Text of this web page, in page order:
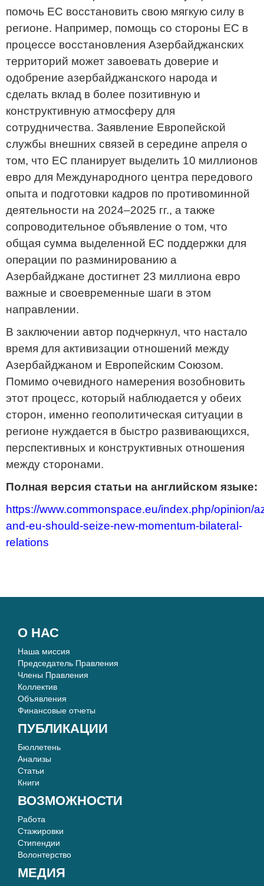
помочь ЕС восстановить свою мягкую силу в
регионе. Например, помощь со стороны ЕС в
процессе восстановления Азербайджанских
территорий может завоевать доверие и
одобрение азербайджанского народа и
сделать вклад в более позитивную и
конструктивную атмосферу для
сотрудничества. Заявление Европейской
службы внешних связей в середине апреля о
том, что ЕС планирует выделить 10 миллионов
евро для Международного центра передового
опыта и подготовки кадров по противоминной
деятельности на 2024–2025 гг., а также
сопроводительное объявление о том, что
общая сумма выделенной ЕС поддержки для
операции по разминированию а
Азербайджане достигнет 23 миллиона евро
важные и своевременные шаги в этом
направлении.
В заключении автор подчеркнул, что настало
время для активизации отношений между
Азербайджаном и Европейским Союзом.
Помимо очевидного намерения возобновить
этот процесс, который наблюдается у обеих
сторон, именно геополитическая ситуации в
регионе нуждается в быстро развивающихся,
перспективных и конструктивных отношения
между сторонами.
Полная версия статьи на английском языке:
https://www.commonspace.eu/index.php/opinion/
and-eu-should-seize-new-momentum-bilateral-
relations
О НАС
Наша миссия
Председатель Правления
Члены Правления
Коллектив
Объявления
Финансовые отчеты
ПУБЛИКАЦИИ
Бюллетень
Анализы
Статьи
Книги
ВОЗМОЖНОСТИ
Работа
Стажировки
Стипендии
Волонтерство
МЕДИЯ